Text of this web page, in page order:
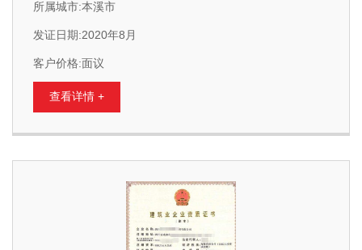
所属城市:本溪市
发证日期:2020年8月
客户价格:面议
查看详情 +